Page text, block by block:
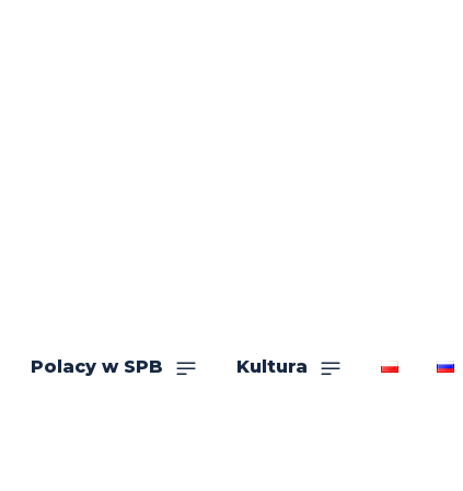
Polacy w SPB Kultura